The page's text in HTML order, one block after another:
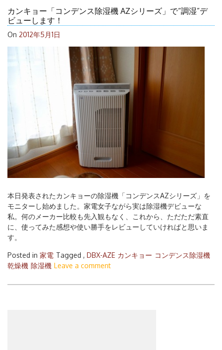
カンキョー「コンデンス除湿機 AZシリーズ」で“調湿”デ
ビューします！
On 2012年5月1日
本日発表されたカンキョーの除湿機「コンデンスAZシリーズ」を
モニターし始めました。家電女子ながら実は除湿機デビューな
私。何のメーカー比較も先入観もなく、これから、ただただ素直
に、使ってみた感想や使い勝手をレビューしていければと思いま
す。
Posted in 家電 Tagged , DBX-AZE カンキョー コンデンス除湿機
乾燥機 除湿機 Leave a comment